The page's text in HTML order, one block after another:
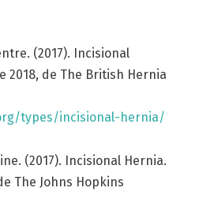
(2017). Incisional
2018, de The British Hernia
types/incisional-hernia/
(2017). Incisional Hernia.
The Johns Hopkins